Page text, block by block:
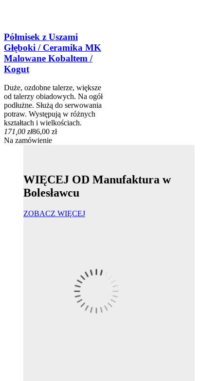
Półmisek z Uszami
Głęboki / Ceramika MK
Malowane Kobaltem /
Kogut
Duże, ozdobne talerze, większe
od talerzy obiadowych. Na ogół
podłużne. Służą do serwowania
potraw. Występują w różnych
kształtach i wielkościach.
171,00 zł86,00 zł
Na zamówienie
WIĘCEJ OD Manufaktura w
Bolesławcu
ZOBACZ WIĘCEJ